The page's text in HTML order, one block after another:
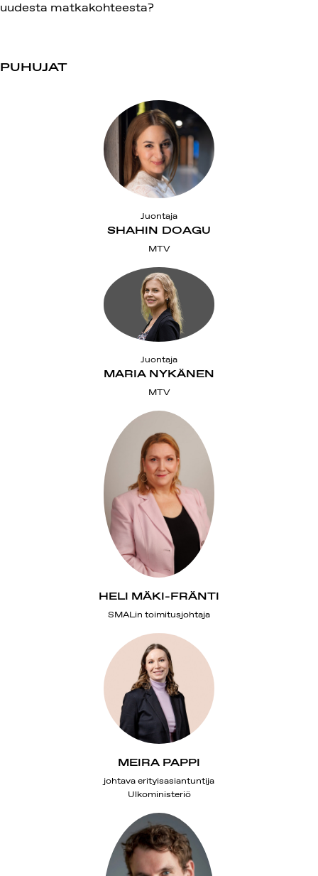
uudesta matkakohteesta?
PUHUJAT
SHAHIN DOAGU
Juontaja
MTV
MARIA NYKÄNEN
Juontaja
MTV
HELI MÄKI-FRÄNTI
SMALin toimitusjohtaja
MEIRA PAPPI
johtava erityisasiantuntija
Ulkoministeriö